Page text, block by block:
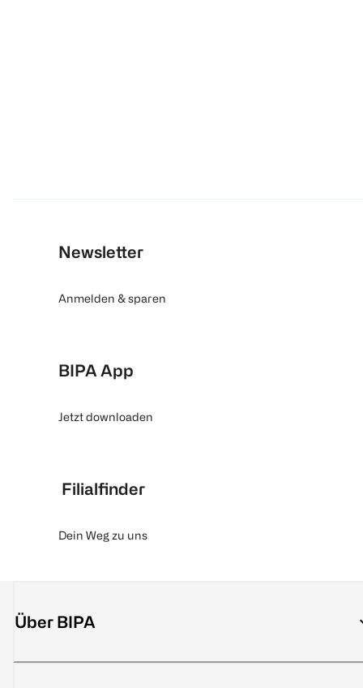
Newsletter
Anmelden & sparen
BIPA App
Jetzt downloaden
Filialfinder
Dein Weg zu uns
Über BIPA